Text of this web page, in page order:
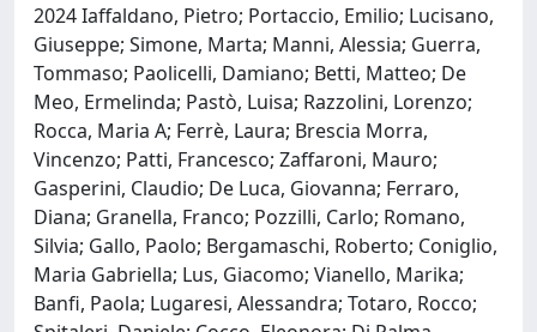
2024 Iaffaldano, Pietro; Portaccio, Emilio; Lucisano,
Giuseppe; Simone, Marta; Manni, Alessia; Guerra,
Tommaso; Paolicelli, Damiano; Betti, Matteo; De
Meo, Ermelinda; Pastò, Luisa; Razzolini, Lorenzo;
Rocca, Maria A; Ferrè, Laura; Brescia Morra,
Vincenzo; Patti, Francesco; Zaffaroni, Mauro;
Gasperini, Claudio; De Luca, Giovanna; Ferraro,
Diana; Granella, Franco; Pozzilli, Carlo; Romano,
Silvia; Gallo, Paolo; Bergamaschi, Roberto; Coniglio,
Maria Gabriella; Lus, Giacomo; Vianello, Marika;
Banfi, Paola; Lugaresi, Alessandra; Totaro, Rocco;